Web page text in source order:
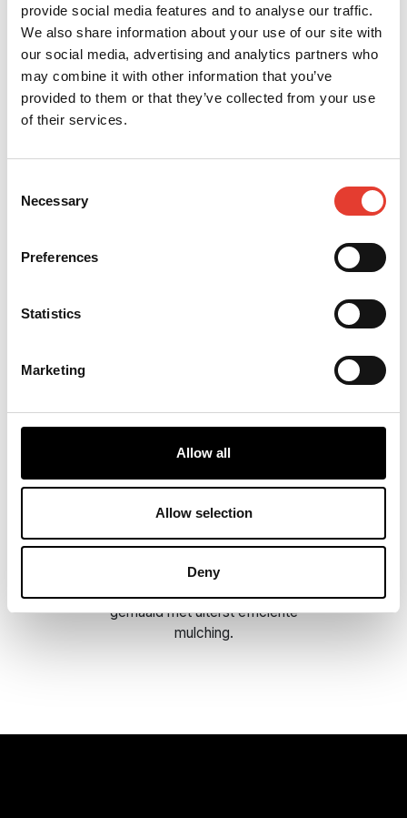
provide social media features and to analyse our traffic.
We also share information about your use of our site with
our social media, advertising and analytics partners who
may combine it with other information that you’ve
provided to them or that they’ve collected from your use
of their services.
Selection
Necessary
Preferences
Statistics
Marketing
Allow all
Allow selection
Deny
Configuratie via
Connect
Alle Wisecut-instellingen voor
maaihoogte en maaistijl zijn
toegankelijk via de Connect-app. U
kunt uw robotmaaier in realtime
Maaischijven met 6
messen
preciezer maaien dankzij de
nieuwe maaischijven met 6
gemaaid met uiterst efficiënte
mulching.